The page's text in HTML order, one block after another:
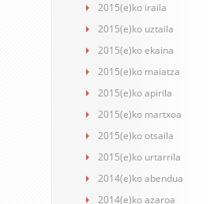
2015(e)ko iraila
2015(e)ko uztaila
2015(e)ko ekaina
2015(e)ko maiatza
2015(e)ko apirila
2015(e)ko martxoa
2015(e)ko otsaila
2015(e)ko urtarrila
2014(e)ko abendua
2014(e)ko azaroa